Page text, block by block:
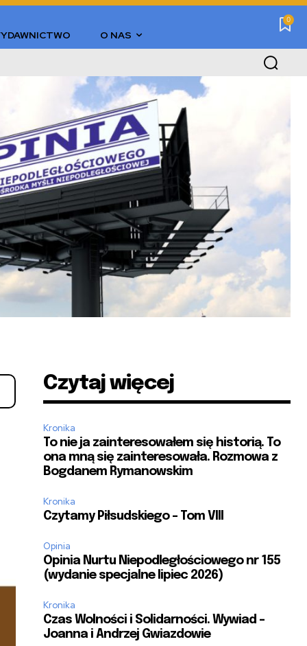
0
O NAS
Czytaj więcej
Kronika
To nie ja zainteresowałem się historią. To
ona mną się zainteresowała. Rozmowa z
Bogdanem Rymanowskim
Kronika
Czytamy Piłsudskiego – Tom VIII
Opinia
Opinia Nurtu Niepodległościowego nr 155
(wydanie specjalne lipiec 2026)
Kronika
Czas Wolności i Solidarności. Wywiad –
Joanna i Andrzej Gwiazdowie